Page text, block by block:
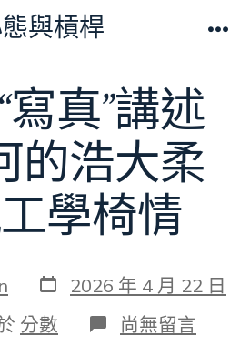
與槓桿
寫真”講述
的浩大柔
學椅情
發
表
日
期
2026 年 4 月 22 日
分數 在
〈2
尚無留言